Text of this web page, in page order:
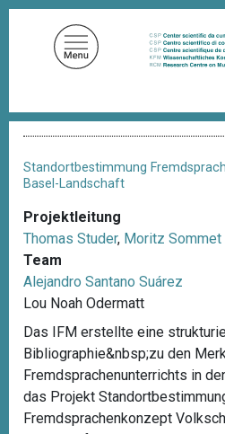
D
a
d
a
v
i
g
a
t
i
n
Standortbestimmung
Basel-Landschaft
Projektleitung
Thomas Studer, Moritz Sommet
Team
Alejandro Santano Suárez
Lou Noah Odermatt
Das IFM erstellte eine
Bibliographie&nbsp;zu den
Fremdsprachenunterrichts in
das Projekt
Fremdsprachenkonzept